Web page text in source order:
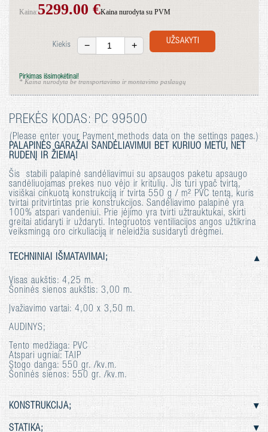
Kaina:5299.00 €Kaina nurodyta su PVM
* Kaina nurodyta be transportavimo ir montavimo paslaugų
Kiekis − + UŽSAKYTI
Pirkimas išsimokėtinai!
PREKĖS KODAS: PC 99500
(Please enter your Payment methods data on the settings pages.)
PALAPINĖS GARAŽAI SANDĖLIAVIMUI BET KURIUO METU, NET
RUDENĮ IR ŽIEMĄ!
Šis stabili palapinė sandėliavimui su apsaugos paketu apsaugo
sandėliuojamas prekes nuo vėjo ir kritulių. Jis turi ypač tvirtą,
visiškai cinkuotą konstrukciją ir tvirta 550 g / m² PVC tentą, kuris
tvirtai pritvirtintas prie konstrukcijos. Sandėliavimo palapinė yra
100% atspari vandeniui. Prie įėjimo yra tvirti užtrauktukai, skirti
greitai atidaryti ir uždaryti. Integruotos ventiliacijos angos užtikrina
veiksmingą oro cirkuliaciją ir neleidžia susidaryti drėgmei.
TECHNINIAI IŠMATAVIMAI;
Visas aukštis: 4,25 m.
Šoninės sienos aukštis: 3,00 m.
Įvažiavimo vartai: 4,00 x 3,50 m.
AUDINYS;
Tento medžiaga: PVC
Atspari ugniai: TAIP
Stogo danga: 550 gr. /kv.m.
Šoninės sienos: 550 gr. /kv.m.
KONSTRUKCIJA;
STATIKA;